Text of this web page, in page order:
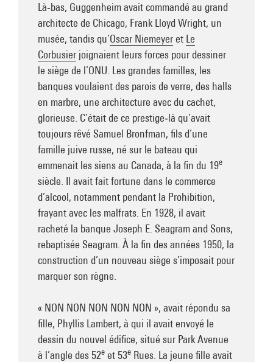
Là‑bas, Guggenheim avait commandé au grand
architecte de Chicago, Frank Lloyd Wright, un
musée, tandis qu’Oscar Niemeyeret Le
Corbusier joignaient leurs forces pour dessiner
le siège de l’ONU. Les grandes familles, les
banques voulaient des parois de verre, des halls
en marbre, une architecture avec du cachet,
glorieuse. C’était de ce prestige‑là qu’avait
toujours rêvé Samuel Bronfman, fils d’une
famille juive russe, né sur le bateau qui
emmenait les siens au Canada, à la fin du 19e
siècle. Il avait fait fortune dans le commerce
d’alcool, notamment pendant la Prohibition,
frayant avec les malfrats. En 1928, il avait
racheté la banque Joseph E. Seagram and Sons,
rebaptisée Seagram. À la fin des années 1950, la
construction d’un nouveau siège s’imposait pour
marquer son règne.
« NON NON NON NON NON », avait répondu sa
fille, Phyllis Lambert, à qui il avait envoyé le
dessin du nouvel édifice, situé sur Park Avenue
à l’angle des 52e et 53e Rues. La jeune fille avait